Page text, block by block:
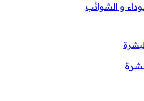
و الشوائب